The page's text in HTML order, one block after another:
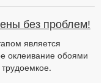
без проблем!
является
оклеивание обоями